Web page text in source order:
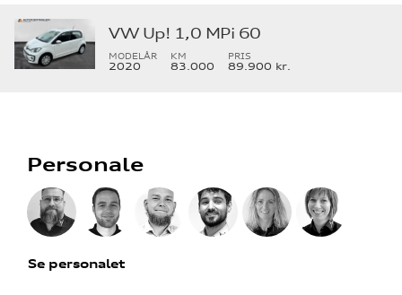
VW Up! 1,0 MPi 60
MODELÅR
2020
KM
83.000
PRIS
89.900 kr.
Personale
Se personalet